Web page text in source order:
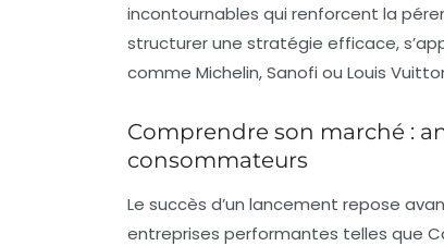
incontournables qui renforcent la
structurer une stratégie efficace,
comme Michelin, Sanofi ou Louis
Comprendre son marché :
consommateurs
Le succès d’un lancement repose
entreprises performantes telles que